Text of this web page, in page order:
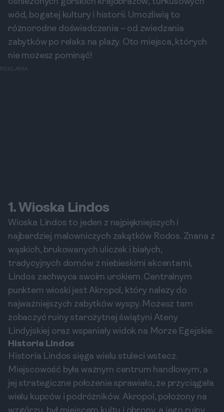
wód, bogatej kultury i historii. Umożliwią to
różnorodne doświadczenia – od zwiedzania
zabytków po relaks na plaży. Oto miejsca, których
nie możesz pominąć!
REKLAMA
1. Wioska Lindos
Wioska Lindos to jeden z najpiękniejszych i
najbardziej malowniczych zakątków Rodos. Znana z
wąskich, brukowanych uliczek i białych,
tradycyjnych domów z niebieskimi akcentami,
Lindos zachwyca swoim urokiem. Centralnym
punktem wioski jest Akropol, który należy do
najważniejszych zabytków wyspy. Możesz tam
zobaczyć ruiny starożytnej świątyni Ateny
Lindyjskiej oraz wspaniały widok na Morze Egejskie.
Historia Lindos
Historia Lindos sięga wielu stuleci wstecz.
Miejscowość była ważnym centrum handlowym, a
jej strategiczne położenie sprawiało, że przyciągała
wielu kupców i podróżników. Akropol, położony na